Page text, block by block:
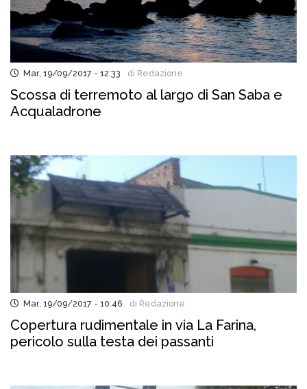
Mar, 19/09/2017 - 12:33 di Redazione
Scossa di terremoto al largo di San Saba e
Acqualadrone
Mar, 19/09/2017 - 10:46 di Redazione
Copertura rudimentale in via La Farina,
pericolo sulla testa dei passanti